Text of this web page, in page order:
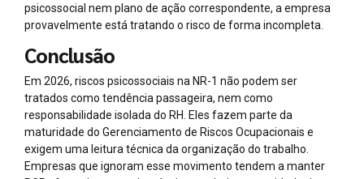
psicossocial nem plano de ação correspondente, a empresa
provavelmente está tratando o risco de forma incompleta.
Conclusão
Em 2026, riscos psicossociais na NR-1 não podem ser
tratados como tendência passageira, nem como
responsabilidade isolada do RH. Eles fazem parte da
maturidade do Gerenciamento de Riscos Ocupacionais e
exigem uma leitura técnica da organização do trabalho.
Empresas que ignoram esse movimento tendem a manter